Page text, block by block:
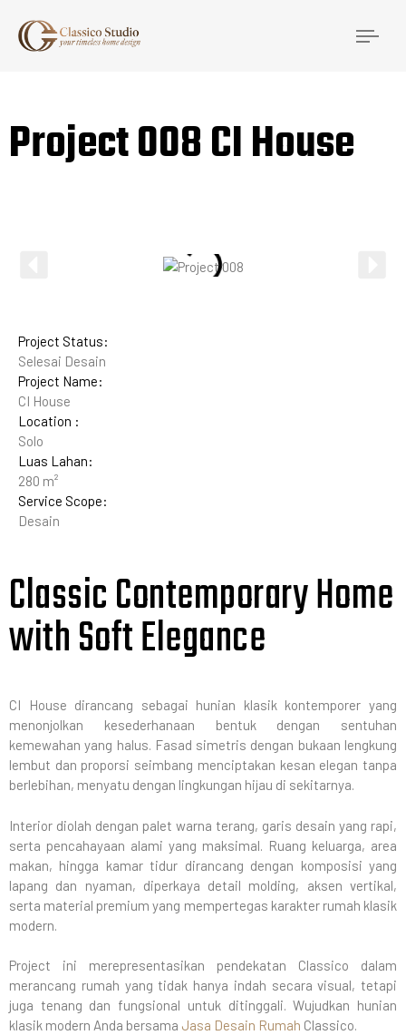
Project 008 CI House
Project Status:
Selesai Desain
Project Name:
CI House
Location :
Solo
Luas Lahan:
280 m²
Service Scope:
Desain
Classic Contemporary Home
with Soft Elegance
CI House dirancang sebagai hunian klasik kontemporer yang
menonjolkan kesederhanaan bentuk dengan sentuhan
kemewahan yang halus. Fasad simetris dengan bukaan lengkung
lembut dan proporsi seimbang menciptakan kesan elegan tanpa
berlebihan, menyatu dengan lingkungan hijau di sekitarnya.
Interior diolah dengan palet warna terang, garis desain yang rapi,
serta pencahayaan alami yang maksimal. Ruang keluarga, area
makan, hingga kamar tidur dirancang dengan komposisi yang
lapang dan nyaman, diperkaya detail molding, aksen vertikal,
serta material premium yang mempertegas karakter rumah klasik
modern.
Project ini merepresentasikan pendekatan Classico dalam
merancang rumah yang tidak hanya indah secara visual, tetapi
juga tenang dan fungsional untuk ditinggali. Wujudkan hunian
klasik modern Anda bersama Jasa Desain Rumah Classico.